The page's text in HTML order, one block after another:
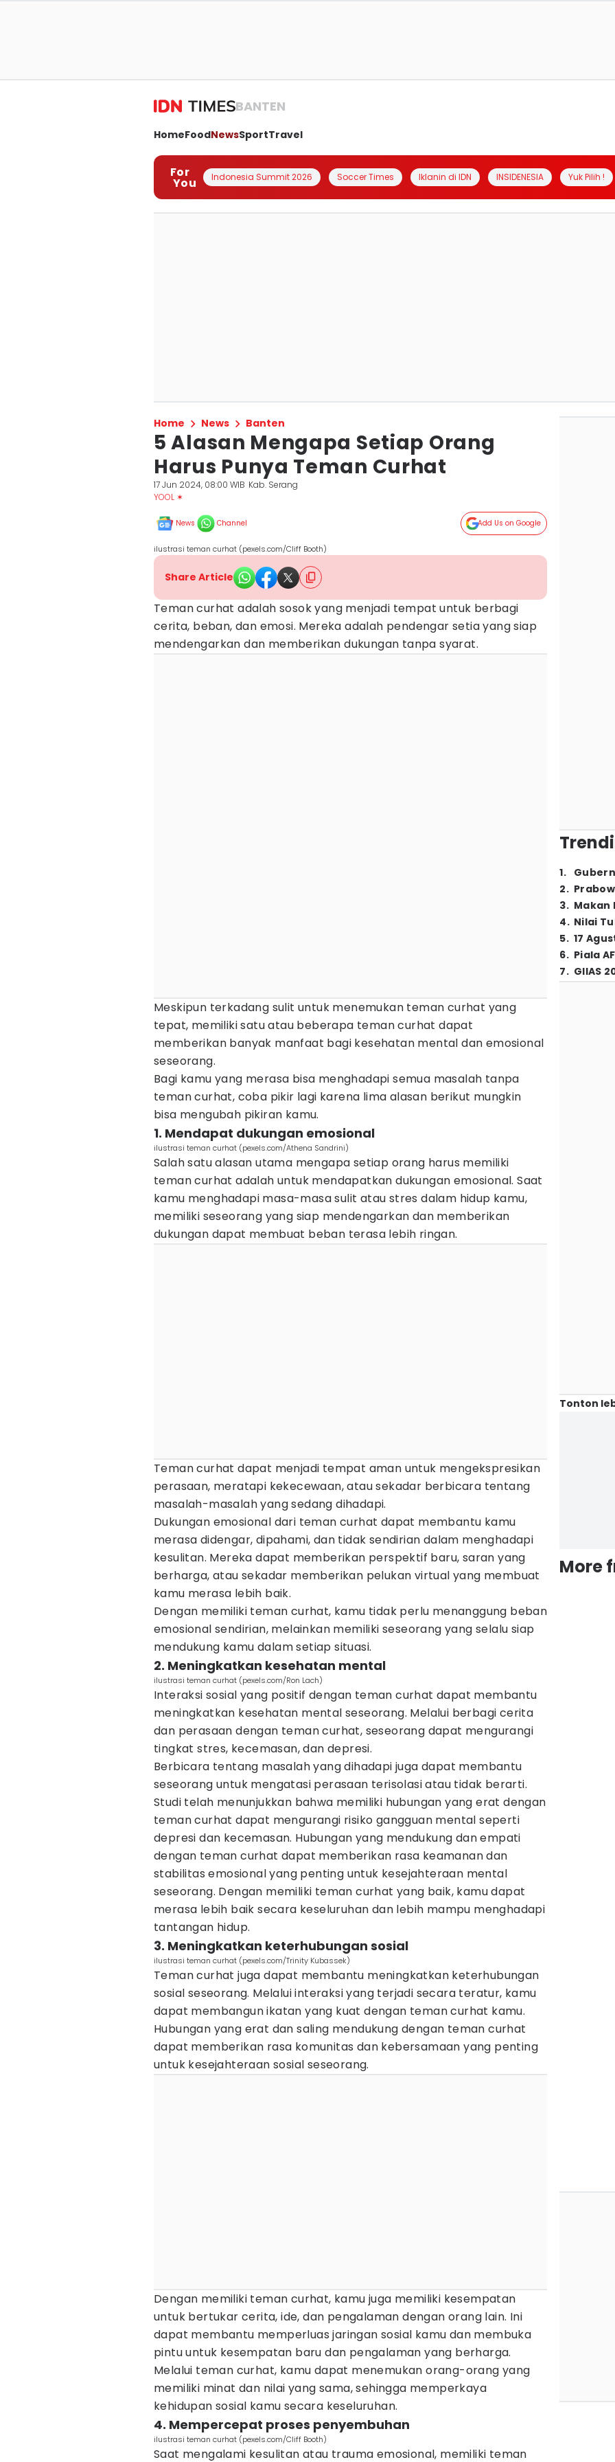
BANTEN
HomeFoodNewsSportTravel
For
You Indonesia Summit 2026 Soccer Times Iklanin di IDN INSIDENESIA Yuk Pilih !
Home News Banten
5 Alasan Mengapa Setiap Orang
Harus Punya Teman Curhat
17 Jun 2024, 08:00 WIB Kab. Serang
YOOL ✶
News Channel Add Us on Google
ilustrasi teman curhat (pexels.com/Cliff Booth)
Share Article
Teman curhat adalah sosok yang menjadi tempat untuk berbagi
cerita, beban, dan emosi. Mereka adalah pendengar setia yang siap
mendengarkan dan memberikan dukungan tanpa syarat.
Meskipun terkadang sulit untuk menemukan teman curhat yang
tepat, memiliki satu atau beberapa teman curhat dapat
memberikan banyak manfaat bagi kesehatan mental dan emosional
seseorang.
Bagi kamu yang merasa bisa menghadapi semua masalah tanpa
teman curhat, coba pikir lagi karena lima alasan berikut mungkin
bisa mengubah pikiran kamu.
1. Mendapat dukungan emosional
ilustrasi teman curhat (pexels.com/Athena Sandrini)
Salah satu alasan utama mengapa setiap orang harus memiliki
teman curhat adalah untuk mendapatkan dukungan emosional. Saat
kamu menghadapi masa-masa sulit atau stres dalam hidup kamu,
memiliki seseorang yang siap mendengarkan dan memberikan
dukungan dapat membuat beban terasa lebih ringan.
Teman curhat dapat menjadi tempat aman untuk mengekspresikan
perasaan, meratapi kekecewaan, atau sekadar berbicara tentang
masalah-masalah yang sedang dihadapi.
Dukungan emosional dari teman curhat dapat membantu kamu
merasa didengar, dipahami, dan tidak sendirian dalam menghadapi
kesulitan. Mereka dapat memberikan perspektif baru, saran yang
berharga, atau sekadar memberikan pelukan virtual yang membuat
kamu merasa lebih baik.
Dengan memiliki teman curhat, kamu tidak perlu menanggung beban
emosional sendirian, melainkan memiliki seseorang yang selalu siap
mendukung kamu dalam setiap situasi.
2. Meningkatkan kesehatan mental
ilustrasi teman curhat (pexels.com/Ron Lach)
Interaksi sosial yang positif dengan teman curhat dapat membantu
meningkatkan kesehatan mental seseorang. Melalui berbagi cerita
dan perasaan dengan teman curhat, seseorang dapat mengurangi
tingkat stres, kecemasan, dan depresi.
Berbicara tentang masalah yang dihadapi juga dapat membantu
seseorang untuk mengatasi perasaan terisolasi atau tidak berarti.
Studi telah menunjukkan bahwa memiliki hubungan yang erat dengan
teman curhat dapat mengurangi risiko gangguan mental seperti
depresi dan kecemasan. Hubungan yang mendukung dan empati
dengan teman curhat dapat memberikan rasa keamanan dan
stabilitas emosional yang penting untuk kesejahteraan mental
seseorang. Dengan memiliki teman curhat yang baik, kamu dapat
merasa lebih baik secara keseluruhan dan lebih mampu menghadapi
tantangan hidup.
3. Meningkatkan keterhubungan sosial
ilustrasi teman curhat (pexels.com/Trinity Kubassek)
Teman curhat juga dapat membantu meningkatkan keterhubungan
sosial seseorang. Melalui interaksi yang terjadi secara teratur, kamu
dapat membangun ikatan yang kuat dengan teman curhat kamu.
Hubungan yang erat dan saling mendukung dengan teman curhat
dapat memberikan rasa komunitas dan kebersamaan yang penting
untuk kesejahteraan sosial seseorang.
Dengan memiliki teman curhat, kamu juga memiliki kesempatan
untuk bertukar cerita, ide, dan pengalaman dengan orang lain. Ini
dapat membantu memperluas jaringan sosial kamu dan membuka
pintu untuk kesempatan baru dan pengalaman yang berharga.
Melalui teman curhat, kamu dapat menemukan orang-orang yang
memiliki minat dan nilai yang sama, sehingga memperkaya
kehidupan sosial kamu secara keseluruhan.
4. Mempercepat proses penyembuhan
ilustrasi teman curhat (pexels.com/Cliff Booth)
Saat mengalami kesulitan atau trauma emosional, memiliki teman
1.
2.
3. Makan
4. Nilai
5. 17
6. Piala
7. GIIAS
Tonton
More